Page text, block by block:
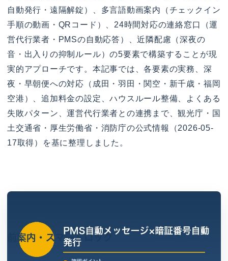
自動発行・遠隔解錠）、多言語動画案内（チェックイン
手順の動画・QRコード）、24時間対応の連絡窓口（運
営代行業者・PMSの自動応答）、近隣配慮（深夜の
音・出入りの抑制ルール）の5要素で構築することが現
実的アプローチです。本記事では、各要素の実務、深
夜・早朝便への対応（成田・羽田・関空・新千歳・福岡
空港）、追加料金の設定、ハウスルール整備、よくある
失敗パターン、運営代行業者との連携まで、観光庁・国
土交通省・厚生労働省・消防庁の公式情報（2026-05-
17取得）を基に整理しました。